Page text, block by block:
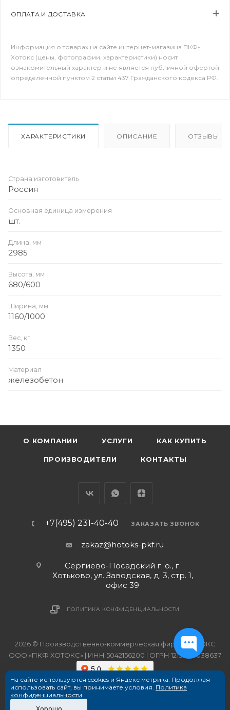
ОПЛАТА И ДОСТАВКА
Информация о товарах на сайте интернет-магазина ПКФ-
Хотокс (цены, фотографии, характеристики) носит
ознакомительный характер и не является публичной офертой
определенной пунктом 2 статьи 437 Гражданского кодекса РФ.
ХАРАКТЕРИСТИКИ ОПИСАНИЕ ОТЗЫВЫ
Страна изготовитель
Россия
Основная единица измерения
шт.
Длина, мм
2985
Высота, мм
680/600
Ширина, мм
1160/1000
Вес, кг
1350
Материал
железобетон
О КОМПАНИИ УСЛУГИ КАК КУПИТЬ
ПРОИЗВОДИТЕЛИ КОНТАКТЫ
+7(495) 231-40-40 ЗАКАЗАТЬ ЗВОНОК
zakaz@hotoks-pkf.ru
Сергиево-Посадский г. о., г.
Хотьково, ул. Заводская, д. 3, стр. 1,
офис 39
ПОЛИТИКА КОНФИДЕНЦИАЛЬНОСТИ
2026 © Производственно-коммерческая фирма ХОТОКС
ООО «ПКФ ХОТОКС» | ИНН 5042156200 | ОГРН 1215000038637
На сайте используются cookies и Яндекс метрика. Продолжая
использовать сайт, вы принимаете условия. Политика
конфиденциальности